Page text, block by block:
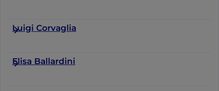
Luigi Corvaglia
Elisa Ballardini